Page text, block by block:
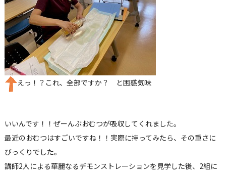
えっ！？これ、全部ですか？ と困惑気味
いいんです！！ぜーんぶおむつが吸収してくれました。
最近のおむつはすごいですね！！実際に持ってみたら、その重さに
びっくりでした。
講師2人による華麗なるデモンストレーションを見学した後、 2組に